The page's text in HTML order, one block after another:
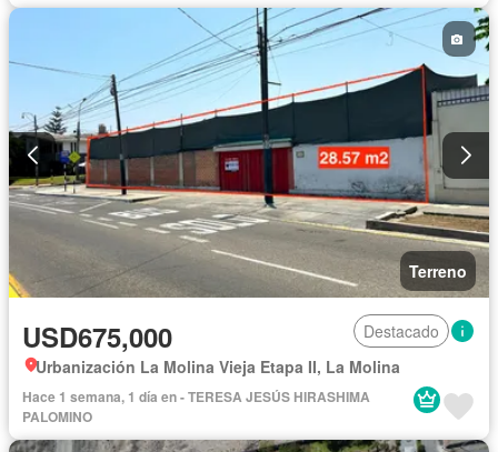
Terreno
USD675,000
Destacado
Urbanización La Molina Vieja Etapa II, La Molina
Hace 1 semana, 1 día en - TERESA JESÚS HIRASHIMA
PALOMINO